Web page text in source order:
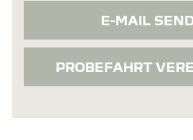
E-MAIL
PROBEFAHRT